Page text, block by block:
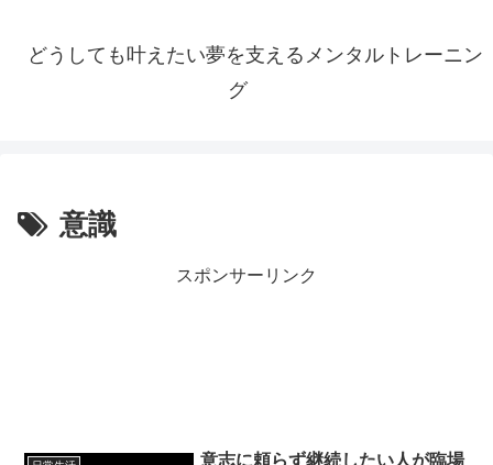
どうしても叶えたい夢を支えるメンタルトレーニン
グ
意識
スポンサーリンク
意志に頼らず継続したい人が臨場